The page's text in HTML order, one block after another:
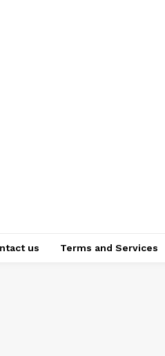
us Terms and Services